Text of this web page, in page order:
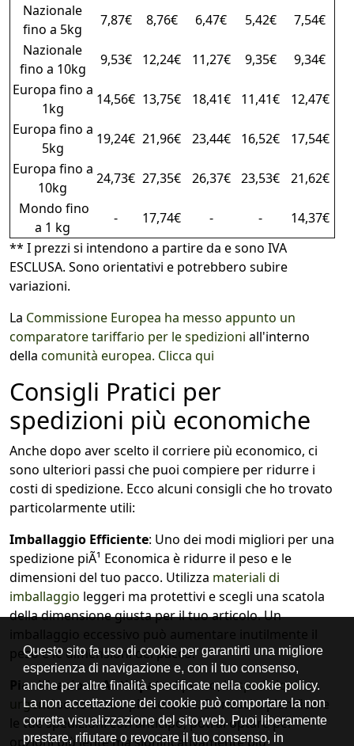
Nazionale
fino a 5kg
7,87€ 8,76€ 6,47€ 5,42€
7,54€
Nazionale
fino a 10kg
9,53€ 12,24€ 11,27€ 9,35€
9,34€
Europa fino a
1kg
14,56€ 13,75€ 18,41€ 11,41€
12,47€
Europa fino a
5kg
19,24€ 21,96€ 23,44€ 16,52€
17,54€
Europa fino a
10kg
24,73€ 27,35€ 26,37€ 23,53€
21,62€
Mondo fino
a 1 kg
- 17,74€ - -
14,37€
** I prezzi si intendono a partire da e sono IVA
ESCLUSA. Sono orientativi e potrebbero subire
variazioni.
La Commissione Europea ha messo appunto un
comparatore tariffario per le spedizioni all'interno
della comunità europea. Clicca qui
Consigli Pratici per
spedizioni più economiche
Anche dopo aver scelto il corriere più economico, ci
sono ulteriori passi che puoi compiere per ridurre i
costi di spedizione. Ecco alcuni consigli che ho trovato
particolarmente utili:
Imballaggio Efficiente: Uno dei modi migliori per una
spedizione piÃ¹ Economica è ridurre il peso e le
dimensioni del tuo pacco. Utilizza materiali di
imballaggio leggeri ma protettivi e scegli una scatola
della dimensione giusta per il tuo articolo. Un
imballaggio eccessivo può aumentare inutilmente il
peso e le dimensioni del pacco.
Pianificazione Anticipata: Spesso, lespedizioni
urgentisono molto più costose. Se riesci a pianificare
le tue spedizioni con anticipo, potrai optare per
opzioni più lente ma significativamente più